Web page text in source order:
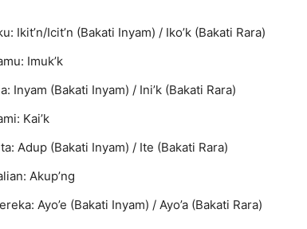
Ikit’n/Icit’n (Bakati Inyam) / Iko’k (Bakati Rara)
Imuk’k
Inyam (Bakati Inyam) / Ini’k (Bakati Rara)
Kai’k
Adup (Bakati Inyam) / Ite (Bakati Rara)
Akup’ng
Ayo’e (Bakati Inyam) / Ayo’a (Bakati Rara)